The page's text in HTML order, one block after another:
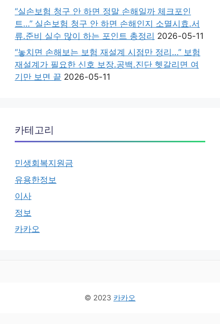
“실손보험 청구 안 하면 정말 손해일까 체크포인
트…” 실손보험 청구 안 하면 손해인지 소멸시효.서
류.준비 실수 많이 하는 포인트 총정리 2026-05-11
“놓치면 손해보는 보험 재설계 시점만 정리…” 보험
재설계가 필요한 신호 보장.공백.진단 헷갈리면 여
기만 보면 끝 2026-05-11
카테고리
민생회복지원금
유용한정보
이사
정보
카카오
© 2023 카카오